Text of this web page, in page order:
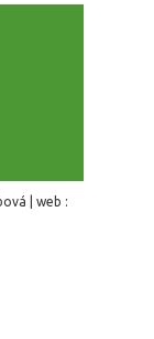
| web :